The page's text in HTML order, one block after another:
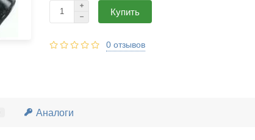
Купить
0 отзывов
Аналоги